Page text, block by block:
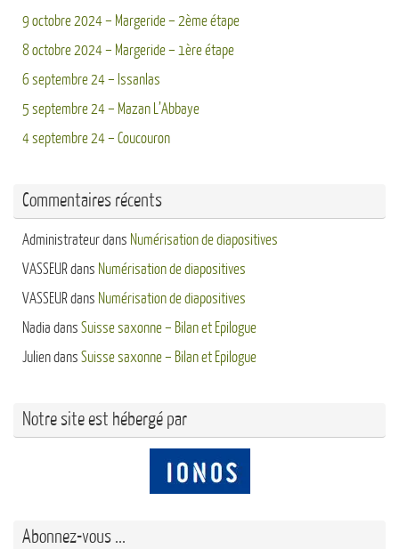
9 octobre 2024 – Margeride – 2ème étape
8 octobre 2024 – Margeride – 1ère étape
6 septembre 24 – Issanlas
5 septembre 24 – Mazan L’Abbaye
4 septembre 24 – Coucouron
Commentaires récents
Administrateurdans Numérisation de diapositives
VASSEURdans Numérisation de diapositives
VASSEURdans Numérisation de diapositives
Nadia dans Suisse saxonne – Bilan et Epilogue
Juliendans Suisse saxonne – Bilan et Epilogue
Notre site est hébergé par
Abonnez-vous ...